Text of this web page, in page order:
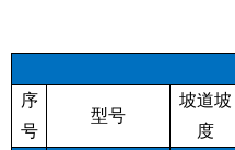
序
号
型号
坡道坡
度